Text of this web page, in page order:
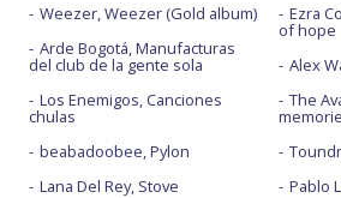
Weezer, Weezer (Gold album)
Arde Bogotá, Manufacturas
del club de la gente sola
Los Enemigos, Canciones
chulas
beabadoobee, Pylon
Lana Del Rey, Stove
Ezra
of hope
Alex
The
Pablo